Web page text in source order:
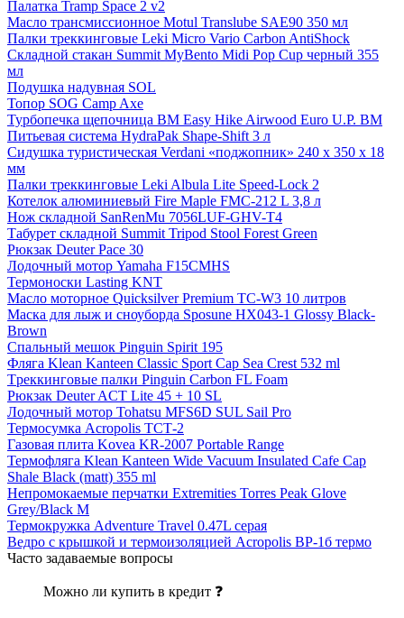
Палатка Tramp Space 2 v2
Масло трансмиссионное Motul Translube SAE90 350 мл
Палки треккинговые Leki Micro Vario Carbon AntiShock
Складной стакан Summit MyBento Midi Pop Cup черный 355
мл
Подушка надувная SOL
Топор SOG Camp Axe
Турбопечка щепочница BM Easy Hike Airwood Euro U.P. BM
Питьевая система HydraPak Shape-Shift 3 л
Сидушка туристическая Verdani «поджопник» 240 x 350 х 18
мм
Палки треккинговые Leki Albula Lite Speed-Lock 2
Котелок алюминиевый Fire Maple FMC-212 L 3,8 л
Нож складной SanRenMu 7056LUF-GHV-T4
Табурет складной Summit Tripod Stool Forest Green
Рюкзак Deuter Pace 30
Лодочный мотор Yamaha F15CMHS
Термоноски Lasting KNT
Масло моторное Quicksilver Premium TC-W3 10 литров
Маска для лыж и сноуборда Sposune HX043-1 Glossy Black-
Brown
Спальный мешок Pinguin Spirit 195
Фляга Klean Kanteen Classic Sport Cap Sea Crest 532 ml
Tреккинговые палки Pinguin Carbon FL Foam
Рюкзак Deuter ACT Lite 45 + 10 SL
Лодочный мотор Tohatsu MFS6D SUL Sail Pro
Термосумка Acropolis ТСТ-2
Газовая плита Kovea KR-2007 Portable Range
Термофляга Klean Kanteen Wide Vacuum Insulated Cafe Cap
Shale Black (matt) 355 ml
Непромокаемые перчатки Extremities Torres Peak Glove
Grey/Black M
Термокружка Adventure Travel 0.47L серая
Ведро с крышкой и термоизоляцией Acropolis ВР-1б термо
Часто задаваемые вопросы
Можно ли купить в кредит ❓